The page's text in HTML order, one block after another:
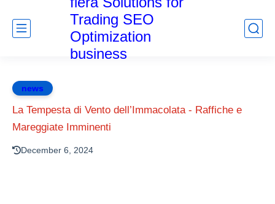
Trading SEO
Optimization
business
news
La Tempesta di Vento dell’Immacolata - Raffiche e
Mareggiate Imminenti
December 6, 2024